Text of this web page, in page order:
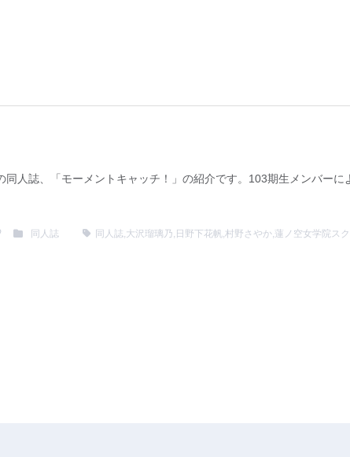
同人誌、「モーメントキャッチ！」の紹介です。103期生メンバーに
同人誌 同人誌 大沢瑠璃乃 日野下花帆 村野さやか 蓮ノ空女学院ス